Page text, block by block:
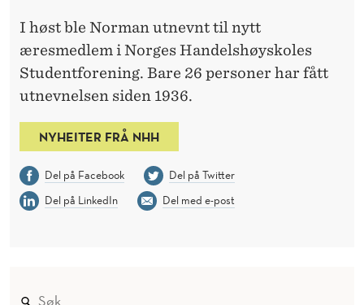
I høst ble Norman utnevnt til nytt
æresmedlem i Norges Handelshøyskoles
Studentforening. Bare 26 personer har fått
utnevnelsen siden 1936.
NYHEITER FRÅ NHH
Del på Facebook
Del på Twitter
Del på LinkedIn
Del med e-post